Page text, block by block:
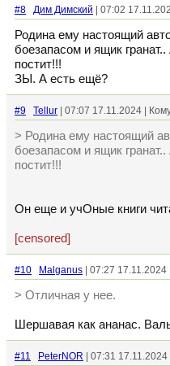
#8 Дим Димский | 07:02
Родина ему настоящий
боезапасом и ящик
постит!!!
ЗЫ. А есть ещё?
#9 Tellur | 07:07 17.11.2024 |
> Родина ему настоящий
боезапасом и ящик
постит!!!
Он еще и учОные книги
[censored]
#10 Malganus | 07:27 17.11.2024
> Отличная у нее.
Шершавая как ананас.
#11 PeterNOR | 07:31